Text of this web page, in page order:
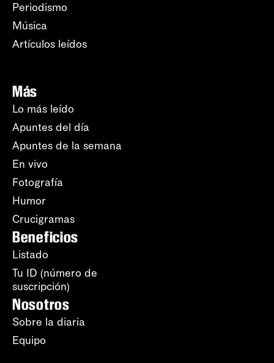
Periodismo
Música
Artículos leídos
Más
Lo más leído
Apuntes del día
Apuntes de la semana
En vivo
Fotografía
Humor
Crucigramas
Beneficios
Listado
Tu ID (número de
suscripción)
Nosotros
Sobre la diaria
Equipo